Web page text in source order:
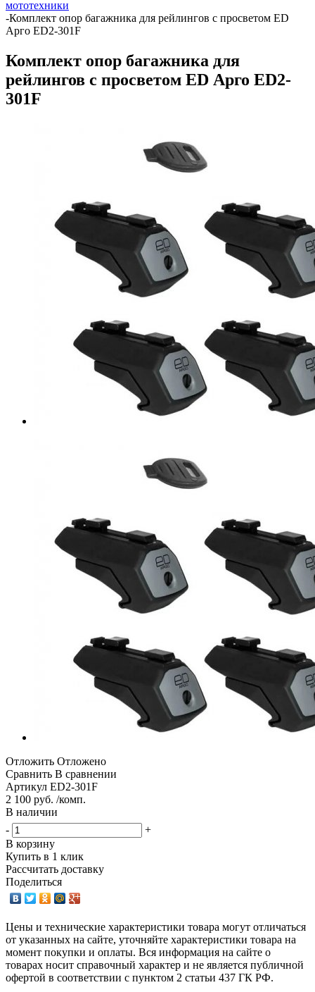
мототехники
-Комплект опор багажника для рейлингов с просветом ED
Арго ED2-301F
Комплект опор багажника для
рейлингов с просветом ED Арго ED2-
301F
Отложить Отложено
Сравнить В сравнении
Артикул ED2-301F
2 100 руб. /комп.
В наличии
-
+
В корзину
Купить в 1 клик
Рассчитать доставку
Поделиться
Цены и технические характеристики товара могут отличаться
от указанных на сайте, уточняйте характеристики товара на
момент покупки и оплаты. Вся информация на сайте о
товарах носит справочный характер и не является публичной
офертой в соответствии с пунктом 2 статьи 437 ГК РФ.